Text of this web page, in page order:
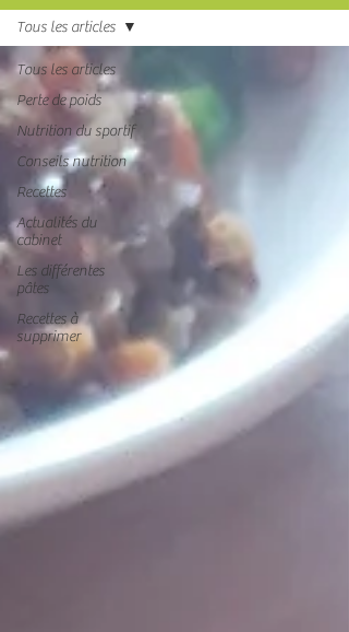
Tous les articles
Perte de poids
Nutrition du sportif
Conseils nutrition
Recettes
Actualités du
cabinet
Les différentes
pâtes
Recettes à
supprimer
Tous les articles